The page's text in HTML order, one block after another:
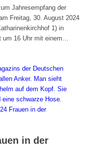
Jahresempfang der
Freitag, 30. August 2024
1) in
um 16 Uhr mit einem…
in der